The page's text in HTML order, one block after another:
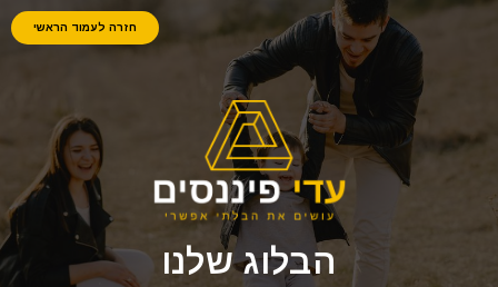
חזרה לעמוד הראשי
הבלוג שלנו